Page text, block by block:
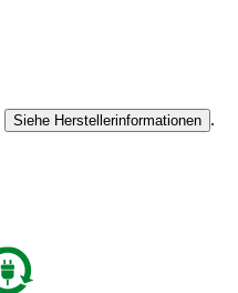
Siehe Herstellerinformationen .